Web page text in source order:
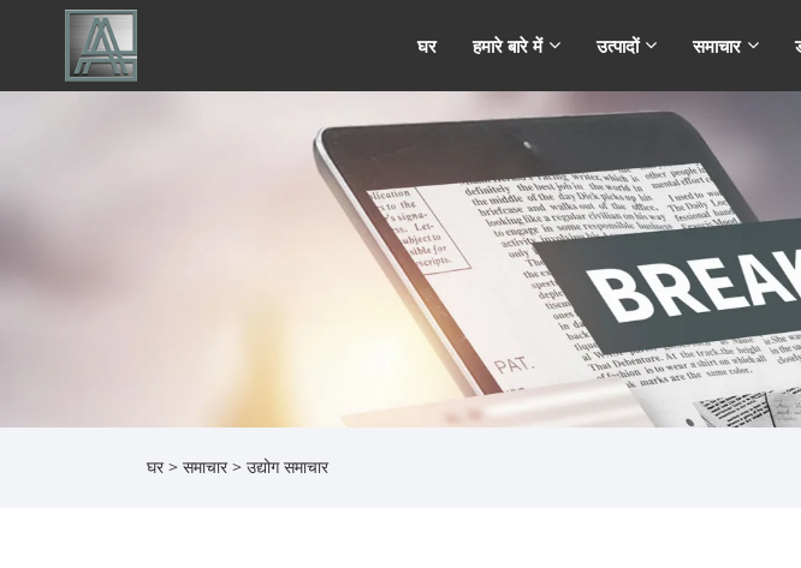
घर हमारे बारे में उत्पादों समाचार
घर > समाचार> उद्योग समाचार